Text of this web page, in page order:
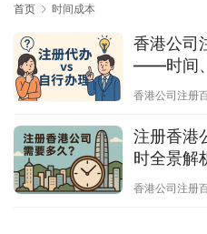
首页 时间成本
香港公司
——时间
香港公司注册
注册香港
时全景解
香港公司注册